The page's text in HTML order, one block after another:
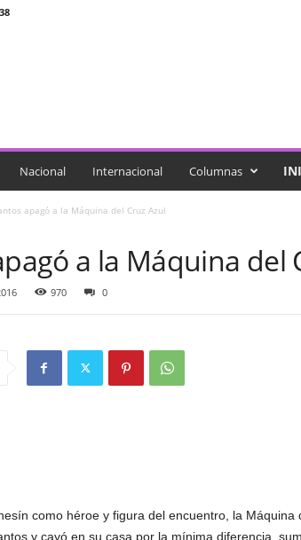
Nacional Internacional Columnas
apagó a la Máquina del Cruz Azul
a la Máquina del
970 0
como héroe y figura del encuentro, la Máquina
y cayó en su casa por la mínima diferencia,